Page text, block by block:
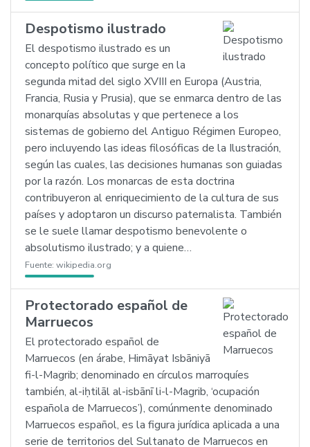
Despotismo ilustrado
El despotismo ilustrado es un
concepto político que surge en la
segunda mitad del siglo XVIII en Europa (Austria,
Francia, Rusia y Prusia), que se enmarca dentro de las
monarquías absolutas y que pertenece a los
sistemas de gobierno del Antiguo Régimen Europeo,
pero incluyendo las ideas filosóficas de la Ilustración,
según las cuales, las decisiones humanas son guiadas
por la razón. Los monarcas de esta doctrina
contribuyeron al enriquecimiento de la cultura de sus
países y adoptaron un discurso paternalista. También
se le suele llamar despotismo benevolente o
absolutismo ilustrado; y a quiene…
Fuente: wikipedia.org
Protectorado español de
Marruecos
El protectorado español de
Marruecos (en árabe, Himāyat Isbāniyā
fi-l-Magrib; denominado en círculos marroquíes
también, al-iḥtilāl al-isbānī li-l-Magrib, ‘ocupación
española de Marruecos’), comúnmente denominado
Marruecos español, es la figura jurídica aplicada a una
serie de territorios del Sultanato de Marruecos en